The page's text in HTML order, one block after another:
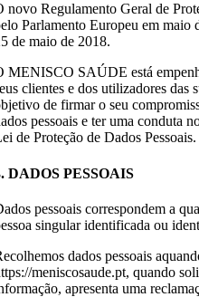
novo Regulamento Geral de
Parlamento Europeu em maio
de maio de 2018.
MENISCO SAÚDE está
clientes e dos utilizadores das
de firmar o seu
pessoais e ter uma conduta
de Proteção de Dados Pessoais.
DADOS PESSOAIS
pessoais correspondem a
singular identificada ou
dados pessoais
meniscosaude.pt, quando
apresenta uma